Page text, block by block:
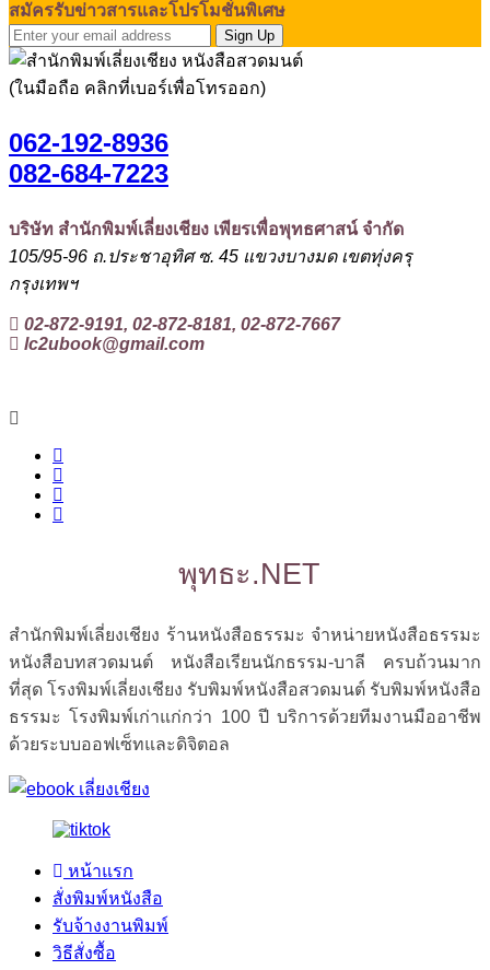
สมัครรับข่าวสารและโปรโมชั่นพิเศษ
Sign Up
(ในมือถือ คลิกที่เบอร์เพื่อโทรออก)
062-192-8936
082-684-7223
บริษัท สำนักพิมพ์เลี่ยงเชียง เพียรเพื่อพุทธศาสน์ จำกัด
105/95-96 ถ.ประชาอุทิศ ซ. 45 แขวงบางมด เขตทุ่งครุ
กรุงเทพฯ
02-872-9191, 02-872-8181, 02-872-7667
lc2ubook@gmail.com
พุทธะ.NET
สำนักพิมพ์เลี่ยงเชียง ร้านหนังสือธรรมะ จำหน่ายหนังสือธรรมะ
หนังสือบทสวดมนต์ หนังสือเรียนนักธรรม-บาลี ครบถ้วนมาก
ที่สุด โรงพิมพ์เลี่ยงเชียง รับพิมพ์หนังสือสวดมนต์ รับพิมพ์หนังสือ
ธรรมะ โรงพิมพ์เก่าแก่กว่า 100 ปี บริการด้วยทีมงานมืออาชีพ
ด้วยระบบออฟเซ็ทและดิจิตอล
หน้าแรก
สั่งพิมพ์หนังสือ
รับจ้างงานพิมพ์
วิธีสั่งซื้อ